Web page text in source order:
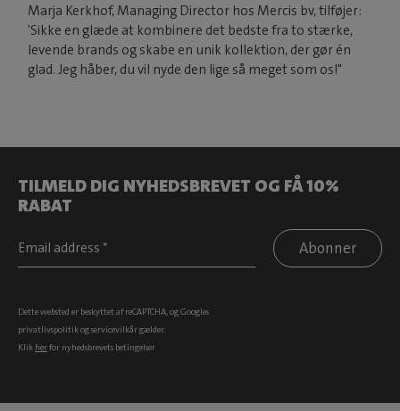
Marja Kerkhof, Managing Director hos Mercis bv, tilføjer:
'Sikke en glæde at kombinere det bedste fra to stærke,
levende brands og skabe en unik kollektion, der gør én
glad. Jeg håber, du vil nyde den lige så meget som os!"
TILMELD DIG NYHEDSBREVET OG FÅ 10%
RABAT
Abonner
Dette websted er beskyttet af reCAPTCHA, og Googles
privatlivspolitikogservicevilkårgælder.
Klik herfor nyhedsbrevets betingelser